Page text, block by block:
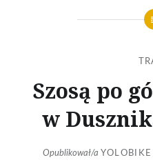
Szosą po
w
Opublikował/a YOLOBIKE